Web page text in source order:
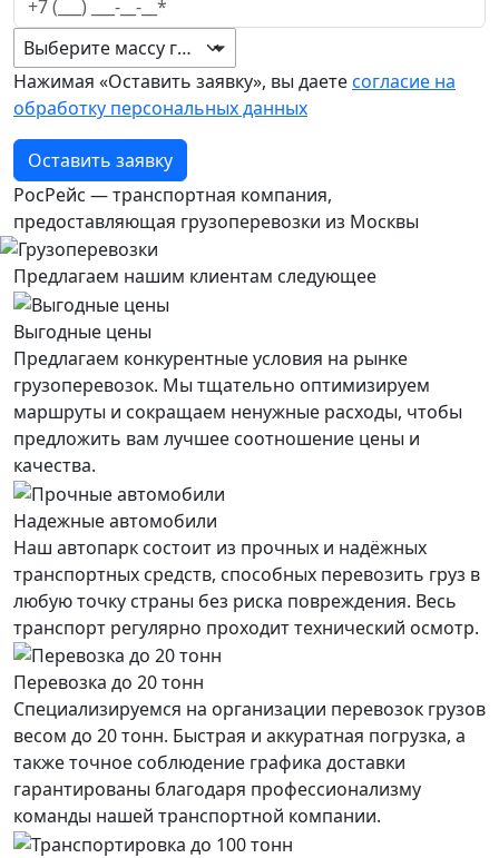
Выберите массу груза
Нажимая «Оставить заявку», вы даетесогласие на
обработку персональных данных
Оставить заявку
РосРейс — транспортная компания,
предоставляющая грузоперевозки из Москвы
Предлагаем нашим клиентам следующее
Выгодные цены
Предлагаем конкурентные условия на рынке
грузоперевозок. Мы тщательно оптимизируем
маршруты и сокращаем ненужные расходы, чтобы
предложить вам лучшее соотношение цены и
качества.
Надежные автомобили
Наш автопарк состоит из прочных и надёжных
транспортных средств, способных перевозить груз в
любую точку страны без риска повреждения. Весь
транспорт регулярно проходит технический осмотр.
Перевозка до 20 тонн
Специализируемся на организации перевозок грузов
весом до 20 тонн. Быстрая и аккуратная погрузка, а
также точное соблюдение графика доставки
гарантированы благодаря профессионализму
команды нашей транспортной компании.